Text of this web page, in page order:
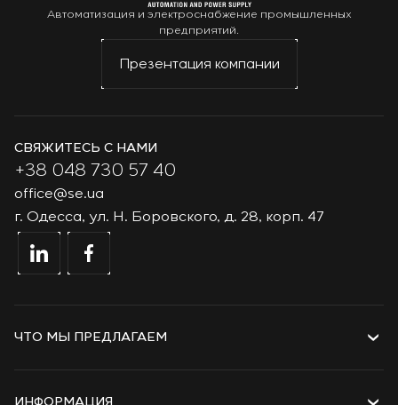
Автоматизация и электроснабжение промышленных
предприятий.
Презентация компании
СВЯЖИТЕСЬ С НАМИ
+38 048 730 57 40
office@se.ua
г. Одесса, ул. Н. Боровского, д. 28, корп. 47
ЧТО МЫ ПРЕДЛАГАЕМ
Решения
ИНФОРМАЦИЯ